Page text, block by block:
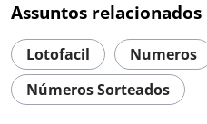
Assuntos relacionados
Lotofacil
Numeros
Números Sorteados